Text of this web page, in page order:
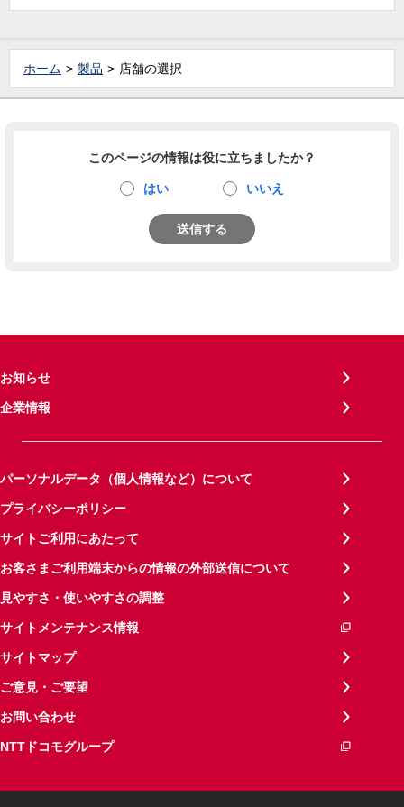
ホーム 製品 店舗の選択
このページの情報は役に立ちましたか？
はい いいえ
送信する
お知らせ
企業情報
パーソナルデータ（個人情報など）について
プライバシーポリシー
サイトご利用にあたって
お客さまご利用端末からの情報の外部送信について
見やすさ・使いやすさの調整
サイトメンテナンス情報
サイトマップ
ご意見・ご要望
お問い合わせ
NTTドコモグループ